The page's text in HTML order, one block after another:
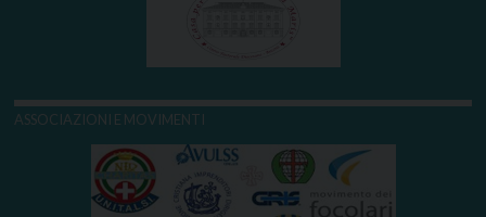
ASSOCIAZIONI E MOVIMENTI